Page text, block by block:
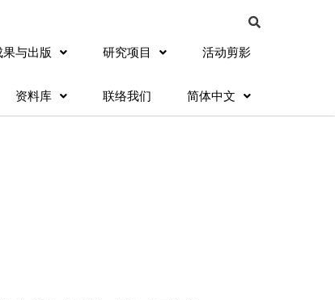
果与出版 研究项目 活动剪影
资料库 联络我们 简体中文